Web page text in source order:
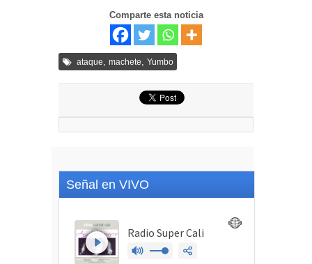
Comparte esta noticia
ataque, machete, Yumbo
Señal en VIVO